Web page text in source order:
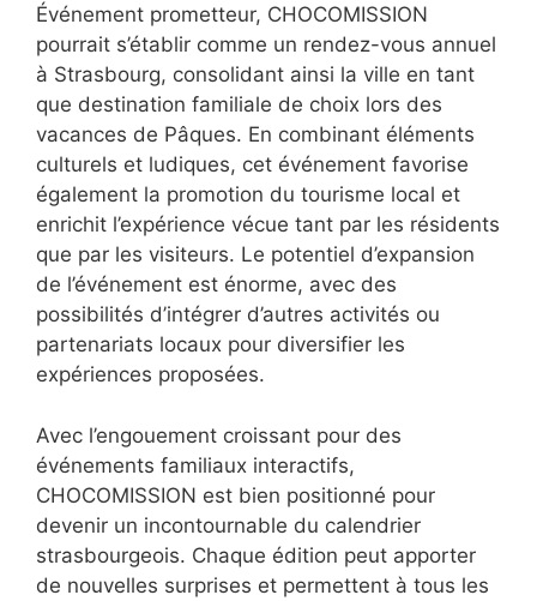
Événement prometteur, CHOCOMISSION
pourrait s’établir comme un rendez-vous annuel
à Strasbourg, consolidant ainsi la ville en tant
que destination familiale de choix lors des
vacances de Pâques. En combinant éléments
culturels et ludiques, cet événement favorise
également la promotion du tourisme local et
enrichit l’expérience vécue tant par les résidents
que par les visiteurs. Le potentiel d’expansion
de l’événement est énorme, avec des
possibilités d’intégrer d’autres activités ou
partenariats locaux pour diversifier les
expériences proposées.
Avec l’engouement croissant pour des
événements familiaux interactifs,
CHOCOMISSION est bien positionné pour
devenir un incontournable du calendrier
strasbourgeois. Chaque édition peut apporter
de nouvelles surprises et permettent à tous les